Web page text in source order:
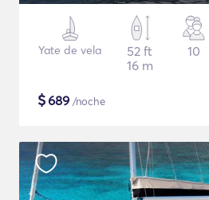
Yate de vela
52 ft
16 m
10
$689 /noche